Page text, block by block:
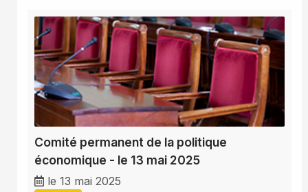
Comité permanent de la politique
économique - le 13 mai 2025
le 13 mai 2025